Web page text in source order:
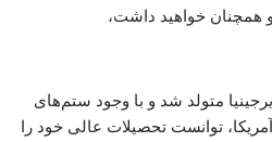
همچنان خواهید داشت،
در سال ۱۹۳۰ در ویرجینیا متولد شد و با وجود ستم‌های
توانست تحصیلات عالی خود را